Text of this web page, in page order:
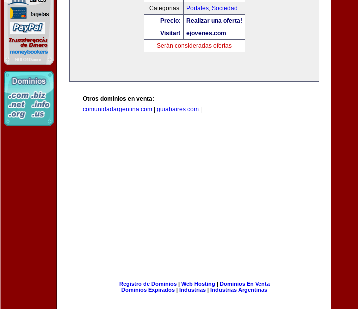
Categorias:
Portales, Sociedad
Precio:
Realizar una oferta!
Visitar!
ejovenes.com
Serán consideradas ofertas
Otros dominios en venta:
comunidadargentina.com
guiabaires.com
Registro de Dominios| Web Hosting | Dominios En Venta
Dominios Expirados | Industrias | Industrias Argentinas